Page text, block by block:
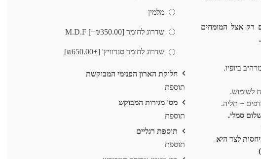
רק אצל המומחים
לשימוש.
סמלי.
לצד היא
מלמין
שדרוג לחומר M.D.F [+₪350.00]
שדרוג לחומר סנדוויץ' [+₪650.00]
חלוקת הארון הפנימי המבוקשת
תוספת
מס' מגירות המבוקש
תוספת
תוספת רגליים
תוספת